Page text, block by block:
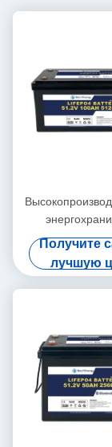
51.2V100Ah
для
дома
Получите
лучшую